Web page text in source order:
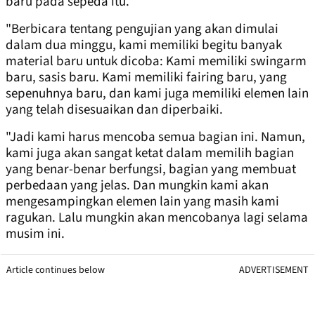
"Berbicara tentang pengujian yang akan dimulai
dalam dua minggu, kami memiliki begitu banyak
material baru untuk dicoba: Kami memiliki swingarm
baru, sasis baru. Kami memiliki fairing baru, yang
sepenuhnya baru, dan kami juga memiliki elemen lain
yang telah disesuaikan dan diperbaiki.
"Jadi kami harus mencoba semua bagian ini. Namun,
kami juga akan sangat ketat dalam memilih bagian
yang benar-benar berfungsi, bagian yang membuat
perbedaan yang jelas. Dan mungkin kami akan
mengesampingkan elemen lain yang masih kami
ragukan. Lalu mungkin akan mencobanya lagi selama
musim ini.
Article continues below ADVERTISEMENT